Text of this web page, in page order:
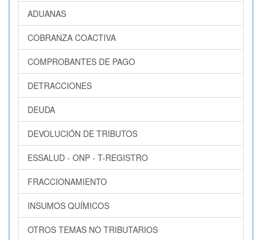
ADUANAS
COBRANZA COACTIVA
COMPROBANTES DE PAGO
DETRACCIONES
DEUDA
DEVOLUCIÓN DE TRIBUTOS
ESSALUD - ONP - T-REGISTRO
FRACCIONAMIENTO
INSUMOS QUÍMICOS
OTROS TEMAS NO TRIBUTARIOS